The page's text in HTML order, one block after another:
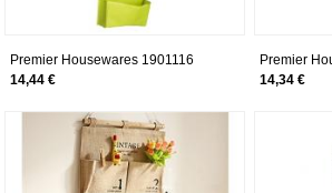
Premier Housewares 1901116
Hängeorganizer für Tür, Polyester,
14,44 €
Premier
14,34 €